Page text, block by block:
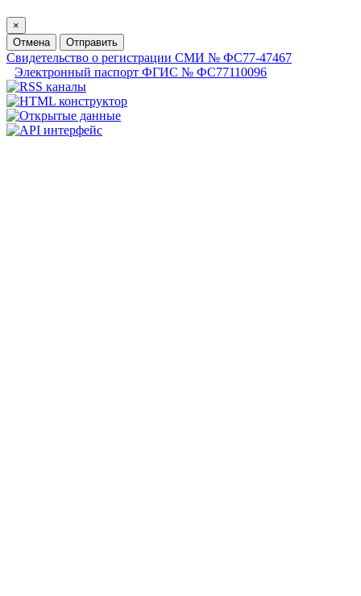
×
Отмена
Отправить
Свидетельство о регистрации СМИ № ФС77-47467
Электронный паспорт ФГИС № ФС77110096